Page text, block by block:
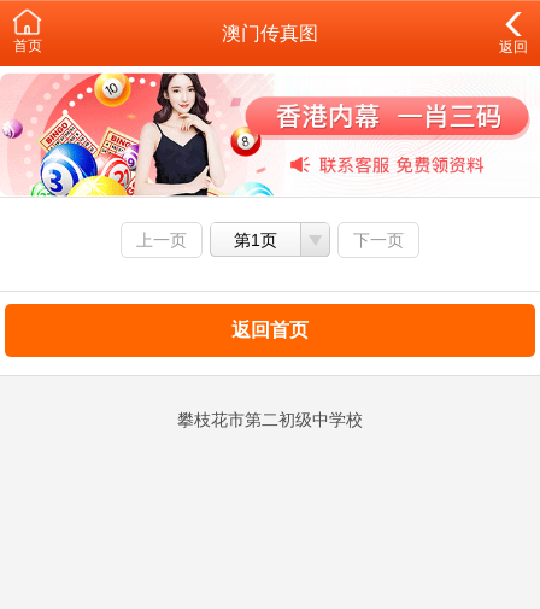
首页
澳门传真图
返回
上一页 第1页 下一页
返回首页
攀枝花市第二初级中学校